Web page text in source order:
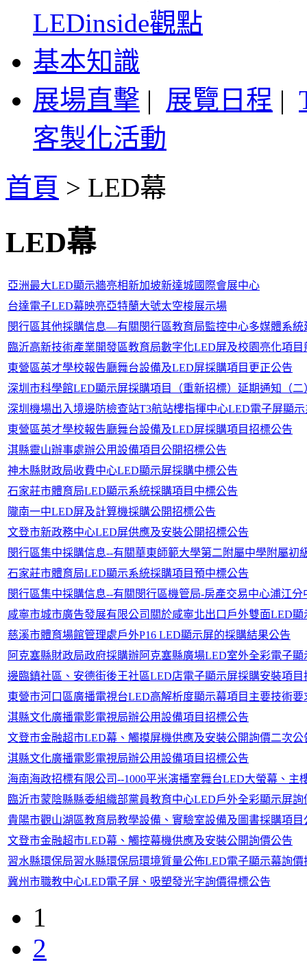
LEDinside觀點
基本知識
展場直擊 | 展覽日程 |
客製化活動
首頁 > LED幕
LED幕
亞洲最大LED顯示牆亮相新加坡新達城國際會展中心
台達電子LED幕映亮亞特蘭大號太空梭展示場
閔行區其他採購信息—有關閔行區教育局監控中心多媒體系統
臨沂高新技術產業開發區教育局數字化LED屏及校園亮化項
東營區英才學校報告廳舞台設備及LED屏採購項目更正公告
深圳市科學館LED顯示屏採購項目（重新招標）延期通知（二
深圳機場出入境邊防檢查站T3航站樓指揮中心LED電子屏顯
東營區英才學校報告廳舞台設備及LED屏採購項目招標公告
淇縣靈山辦事處辦公用設備項目公開招標公告
神木縣財政局收費中心LED顯示屏採購中標公告
石家莊市體育局LED顯示系統採購項目中標公告
隴南一中LED屏及計算機採購公開招標公告
文登市新政務中心LED屏供應及安裝公開招標公告
閔行區集中採購信息--有關華東師範大學第二附屬中學附屬初
石家莊市體育局LED顯示系統採購項目預中標公告
閔行區集中採購信息--有關閔行區機管局-房產交易中心浦江
咸寧市城市廣告發展有限公司關於咸寧北出口戶外雙面LED
慈溪市體育場館管理處戶外P16 LED顯示屏的採購結果公告
阿克塞縣財政局政府採購辦阿克塞縣廣場LED室外全彩電子
邊臨鎮社區、安德街後王社區LED店電子顯示屏採購安裝項目
東營市河口區廣播電視台LED高解析度顯示幕項目主要技術
淇縣文化廣播電影電視局辦公用設備項目招標公告
文登市金融超市LED幕、觸摸屏機供應及安裝公開詢價二次公
淇縣文化廣播電影電視局辦公用設備項目招標公告
海南海政招標有限公司--1000平米演播室舞台LED大螢幕、主
臨沂市蒙陰縣縣委組織部黨員教育中心LED戶外全彩顯示屏
貴陽市觀山湖區教育局教學設備、實驗室設備及圖書採購項目
文登市金融超市LED幕、觸控幕機供應及安裝公開詢價公告
習水縣環保局習水縣環保局環境質量公佈LED電子顯示幕詢
冀州市職教中心LED電子屏、吸塑發光字詢價得標公告
1
2